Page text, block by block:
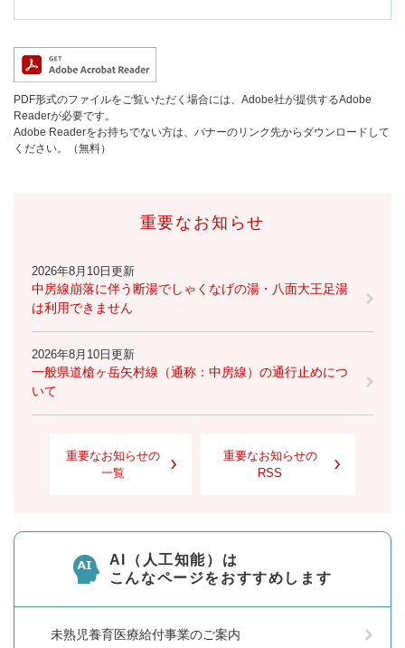
PDF形式のファイルをご覧いただく場合には、Adobe社が提供するAdobe
Readerが必要です。
Adobe Readerをお持ちでない方は、バナーのリンク先からダウンロードして
ください。（無料）
重要なお知らせ
2026年8月10日更新
中房線崩落に伴う断湯でしゃくなげの湯・八面大王足湯
は利用できません
2026年8月10日更新
一般県道槍ヶ岳矢村線（通称：中房線）の通行止めにつ
いて
重要なお知らせの
一覧
重要なお知らせの
RSS
AI（人工知能）は
こんなページをおすすめします
未熟児養育医療給付事業のご案内